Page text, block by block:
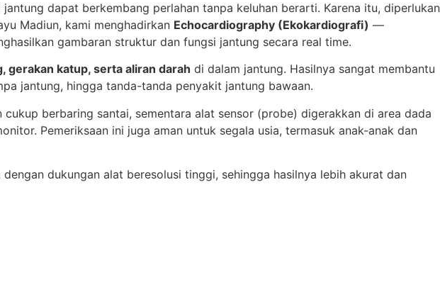
dapat berkembang perlahan tanpa keluhan berarti. Karena itu, diperlukan
Madiun, kami menghadirkan Echocardiography (Ekokardiografi) —
gambaran struktur dan fungsi jantung secara real time.
gerakan katup, serta aliran darah di dalam jantung. Hasilnya sangat membantu
jantung, hingga tanda-tanda penyakit jantung bawaan.
berbaring santai, sementara alat sensor (probe) digerakkan di area dada
Pemeriksaan ini juga aman untuk segala usia, termasuk anak-anak dan
dengan dukungan alat beresolusi tinggi, sehingga hasilnya lebih akurat dan